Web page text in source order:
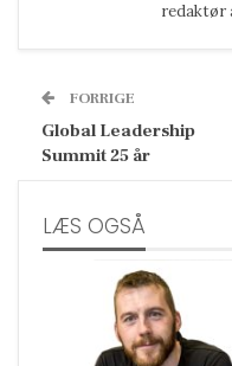
redaktør
FORRIGE
Global Leadership
Summit 25 år
LÆS OGSÅ